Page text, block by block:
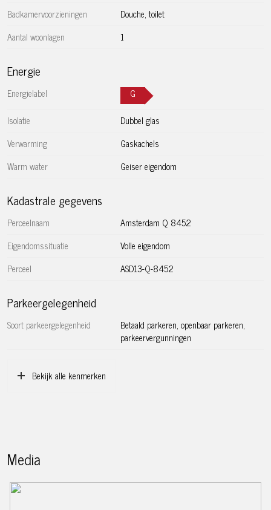
dubbel glas;
– Verwarming via een gaskachel en warm water via een
– Bijdrage VvE momenteel € 60,07 per maand;
– Oplevering in overleg.
Badkamervoorzieningen
Douche, toilet
Aantal woonlagen
1
Energie
Energielabel
G
Isolatie
Dubbel glas
Verwarming
Gaskachels
Warm water
Geiser eigendom
Kadastrale gegevens
Perceelnaam
Amsterdam Q 8452
Eigendomssituatie
Volle eigendom
Perceel
ASD13-Q-8452
Parkeergelegenheid
Soort parkeergelegenheid
Betaald parkeren, openbaar parkeren,
parkeervergunningen
Bekijk alle kenmerken
Media